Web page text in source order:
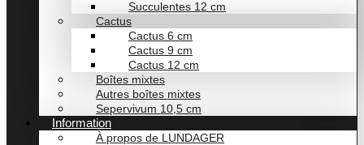
Succulentes 12 cm
Cactus
Cactus 6 cm
Cactus 9 cm
Cactus 12 cm
Boîtes mixtes
Autres boîtes mixtes
Sepervivum 10,5 cm
Information
À propos de LUNDAGER